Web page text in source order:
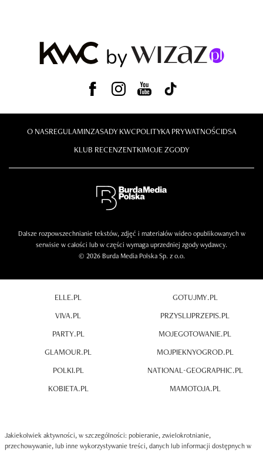
O NASREGULAMINZASADY KWCPOLITYKA PRYWATNOŚCIDSA
KLUB RECENZENTKIMOJE ZGODY
Dalsze rozpowszechnianie tekstów, zdjęć i materiałów wideo opublikowanych w
serwisie w całości lub w części wymaga uprzedniej zgody wydawcy.
© 2026 Burda Media Polska Sp. z o.o.
ELLE.PL
VIVA.PL
PARTY.PL
GLAMOUR.PL
POLKI.PL
KOBIETA.PL
GOTUJMY.PL
PRZYSLIJPRZEPIS.PL
MOJEGOTOWANIE.PL
MOJPIEKNYOGROD.PL
NATIONAL-GEOGRAPHIC.PL
MAMOTOJA.PL
Jakiekolwiek aktywności, w szczególności: pobieranie, zwielokrotnianie,
przechowywanie, lub inne wykorzystywanie treści, danych lub informacji dostępnych w